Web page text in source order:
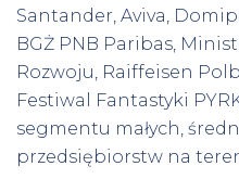
Santander, Aviva,
BGŻ PNB Paribas,
Rozwoju, Raiffeisen
Festiwal Fantastyki
segmentu małych,
przedsiębiorstw na